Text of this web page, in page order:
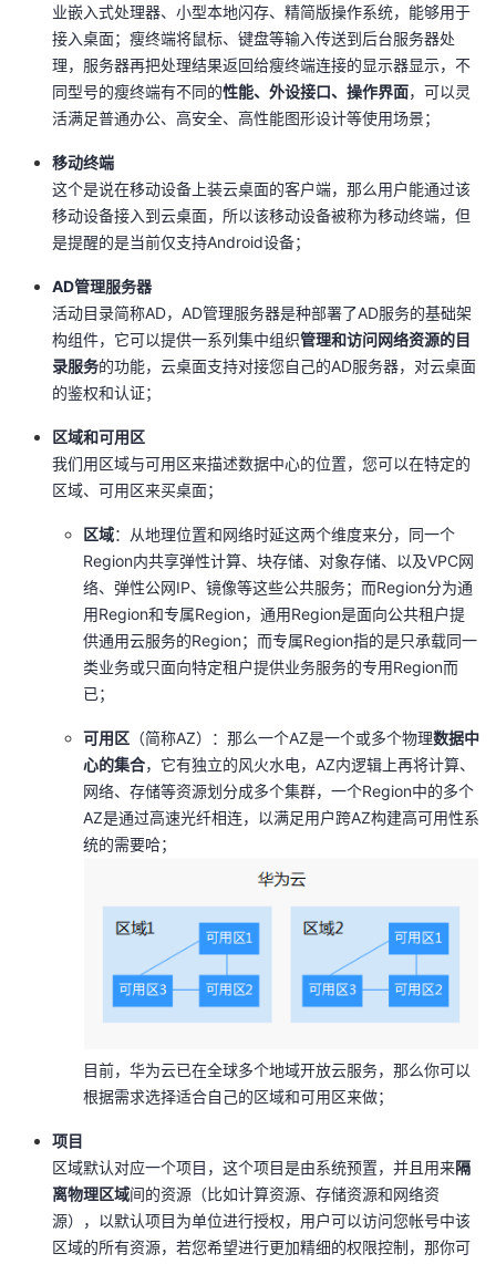
业嵌入式处理器、小型本地闪存、精简版操作系统，能够用于
接入桌面；瘦终端将鼠标、键盘等输入传送到后台服务器处
理，服务器再把处理结果返回给瘦终端连接的显示器显示，不
同型号的瘦终端有不同的性能、外设接口、操作界面，可以灵
活满足普通办公、高安全、高性能图形设计等使用场景；
移动终端
这个是说在移动设备上装云桌面的客户端，那么用户能通过该
移动设备接入到云桌面，所以该移动设备被称为移动终端，但
是提醒的是当前仅支持Android设备；
AD管理服务器
活动目录简称AD，AD管理服务器是种部署了AD服务的基础架
构组件，它可以提供一系列集中组织管理和访问网络资源的目
录服务的功能，云桌面支持对接您自己的AD服务器，对云桌面
的鉴权和认证；
区域和可用区
我们用区域与可用区来描述数据中心的位置，您可以在特定的
区域、可用区来买桌面；
区域：从地理位置和网络时延这两个维度来分，同一个
Region内共享弹性计算、块存储、对象存储、以及VPC网
络、弹性公网IP、镜像等这些公共服务；而Region分为通
用Region和专属Region，通用Region是面向公共租户提
供通用云服务的Region；而专属Region指的是只承载同一
类业务或只面向特定租户提供业务服务的专用Region而
已；
可用区 （简称AZ）：那么一个AZ是一个或多个物理数据中
心的集合，它有独立的风火水电，AZ内逻辑上再将计算、
网络、存储等资源划分成多个集群，一个Region中的多个
AZ是通过高速光纤相连，以满足用户跨AZ构建高可用性系
统的需要哈；
目前，华为云已在全球多个地域开放云服务，那么你可以
根据需求选择适合自己的区域和可用区来做；
项目
区域默认对应一个项目，这个项目是由系统预置，并且用来隔
离物理区域间的资源（比如计算资源、存储资源和网络资
源），以默认项目为单位进行授权，用户可以访问您帐号中该
区域的所有资源，若您希望进行更加精细的权限控制，那你可